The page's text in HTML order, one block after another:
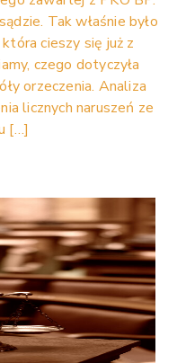
Tak właśnie było
cieszy się już z
czego dotyczyła
orzeczenia. Analiza
licznych naruszeń ze
[…]